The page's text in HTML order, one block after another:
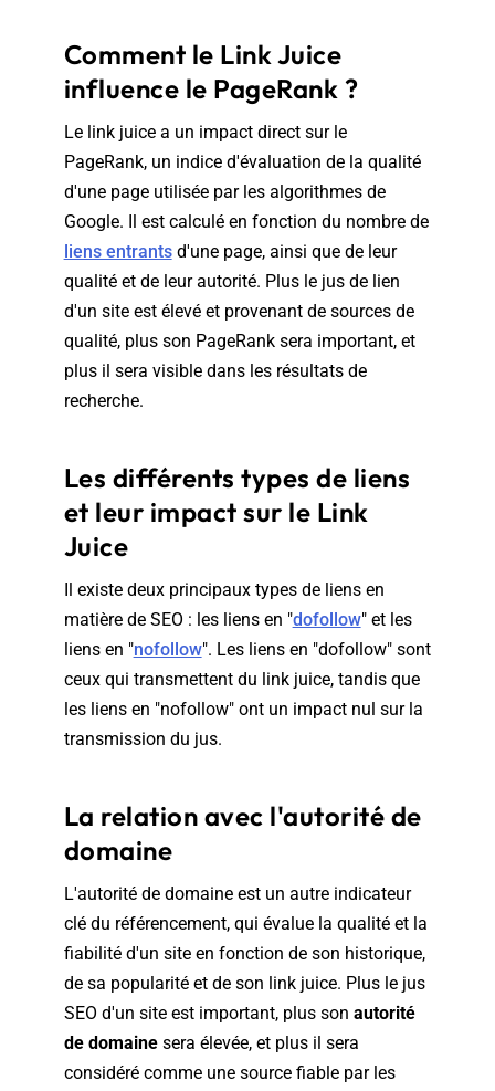
Comment le Link Juice
influence le PageRank ?
Le link juice a un impact direct sur le
PageRank, un indice d'évaluation de la qualité
d'une page utilisée par les algorithmes de
Google. Il est calculé en fonction du nombre de
liens entrantsd'une page, ainsi que de leur
qualité et de leur autorité. Plus le jus de lien
d'un site est élevé et provenant de sources de
qualité, plus son PageRank sera important, et
plus il sera visible dans les résultats de
recherche.
Les différents types de liens
et leur impact sur le Link
Juice
Il existe deux principaux types de liens en
matière de SEO : les liens en "dofollow" et les
liens en "nofollow". Les liens en "dofollow" sont
ceux qui transmettent du link juice, tandis que
les liens en "nofollow" ont un impact nul sur la
transmission du jus.
La relation avec l'autorité de
domaine
L'autorité de domaine est un autre indicateur
clé du référencement, qui évalue la qualité et la
fiabilité d'un site en fonction de son historique,
de sa popularité et de son link juice. Plus le jus
SEO d'un site est important, plus son autorité
de domainesera élevée, et plus il sera
considéré comme une source fiable par les